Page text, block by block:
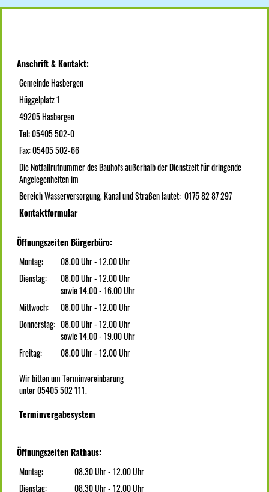
Anschrift & Kontakt:
Gemeinde Hasbergen
Hüggelplatz 1
49205 Hasbergen
Tel: 05405 502-0
Fax: 05405 502-66
Die Notfallrufnummer des Bauhofs außerhalb der Dienstzeit für dringende
Angelegenheiten im
Bereich Wasserversorgung, Kanal und Straßen lautet: 0175 82 87 297
Kontaktformular
Öffnungszeiten Bürgerbüro:
Montag:
08.00 Uhr - 12.00 Uhr
Dienstag:
08.00 Uhr - 12.00 Uhr
sowie 14.00 - 16.00 Uhr
Mittwoch:
08.00 Uhr - 12.00 Uhr
Donnerstag: 08.00 Uhr - 12.00 Uhr
sowie 14.00 - 19.00 Uhr
Freitag:
08.00 Uhr - 12.00 Uhr
Wir bitten um Terminvereinbarung
unter 05405 502 111.
Terminvergabesystem
Öffnungszeiten Rathaus:
Montag:
08.30 Uhr - 12.00 Uhr
Dienstag:
08.30 Uhr - 12.00 Uhr